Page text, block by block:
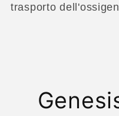
trasporto